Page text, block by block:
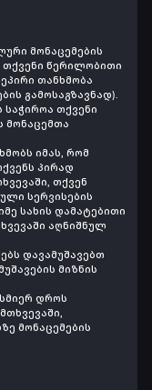
მონაცემების
თქვენი წერილობითი
თანხმობა
გამოსაგზავნად).
საჭიროა თქვენი
მონაცემთა
იმას, რომ
პირად
თქვენ
სერვისების
სახის დამატებითი
აღნიშნულ
დავამუშავებთ
მიზნის
დროს
მონაცემების